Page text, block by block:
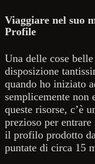
Viaggiare nel suo
Profile
Una delle cose
disposizione
quando ho iniziato
semplicemente non
queste risorse, c’è
prezioso per
il profilo prodotto
puntate di circa 15